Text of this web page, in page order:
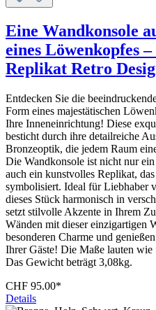
Eine Wandkonsole
eines Löwenkopfes
Replikat Retro
Entdecken Sie die
Form eines majestätischen
Ihre Inneneinrichtung! Diese
besticht durch ihre detailreiche
Bronzeoptik, die jedem Raum
Die Wandkonsole ist nicht nur
auch ein kunstvolles Replikat,
symbolisiert. Ideal für Liebhaber
dieses Stück harmonisch in
setzt stilvolle Akzente in Ihrem
Wänden mit dieser einzigartigen
besonderen Charme und
Ihrer Gäste! Die Maße lauten
Das Gewicht beträgt 3,08kg.
CHF 95.00*
Details